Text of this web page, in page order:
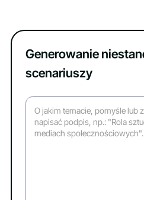
Generowanie
scenariuszy